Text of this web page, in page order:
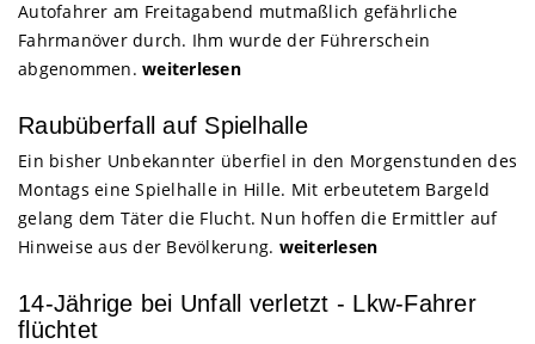
Autofahrer am Freitagabend mutmaßlich gefährliche
Fahrmanöver durch. Ihm wurde der Führerschein
abgenommen. weiterlesen
Raubüberfall auf Spielhalle
Ein bisher Unbekannter überfiel in den Morgenstunden des
Montags eine Spielhalle in Hille. Mit erbeutetem Bargeld
gelang dem Täter die Flucht. Nun hoffen die Ermittler auf
Hinweise aus der Bevölkerung. weiterlesen
14-Jährige bei Unfall verletzt - Lkw-Fahrer
flüchtet